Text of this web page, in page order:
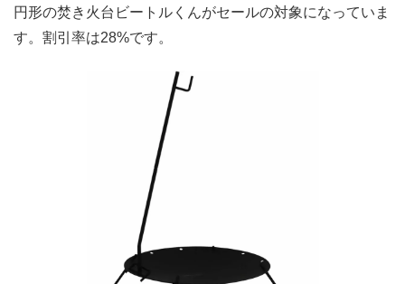
円形の焚き火台ビートルくんがセールの対象になっていま
す。割引率は28%です。